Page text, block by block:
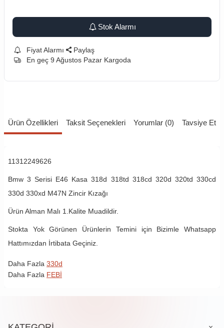
Stok Alarmı
Fiyat Alarmı
Paylaş
En geç 9 Ağustos Pazar Kargoda
Ürün Özellikleri Taksit Seçenekleri Yorumlar (0) Tavsiye Et
11312249626
Bmw 3 Serisi E46 Kasa 318d 318td 318cd 320d 320td 330cd
330d 330xd M47N Zincir Kızağı
Ürün Alman Malı 1.Kalite Muadildir.
Stokta Yok Görünen Ürünlerin Temini için Bizimle Whatsapp
Hattımızdan İrtibata Geçiniz.
Daha Fazla 330d
Daha Fazla FEBİ